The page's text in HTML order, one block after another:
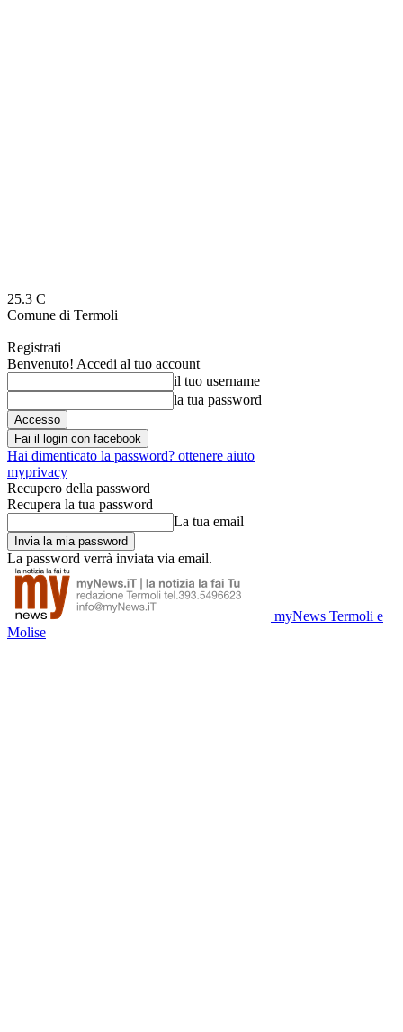
25.3 C
Comune di Termoli
Registrati
Benvenuto! Accedi al tuo account
il tuo username
la tua password
Fai il login con facebook
Hai dimenticato la password? ottenere aiuto
myprivacy
Recupero della password
Recupera la tua password
La tua email
La password verrà inviata via email.
myNews Termoli e
Molise